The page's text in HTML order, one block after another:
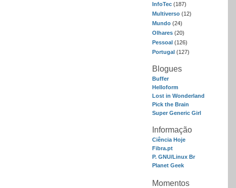
InfoTec (187)
Multiverso (12)
Mundo (24)
Olhares (20)
Pessoal (126)
Portugal (127)
Blogues
Buffer
Helloform
Lost in Wonderland
Pick the Brain
Super Generic Girl
Informação
Ciência Hoje
Fibra.pt
P. GNU/Linux Br
Planet Geek
Momentos